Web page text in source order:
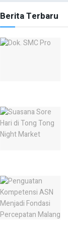
Berita Terbaru